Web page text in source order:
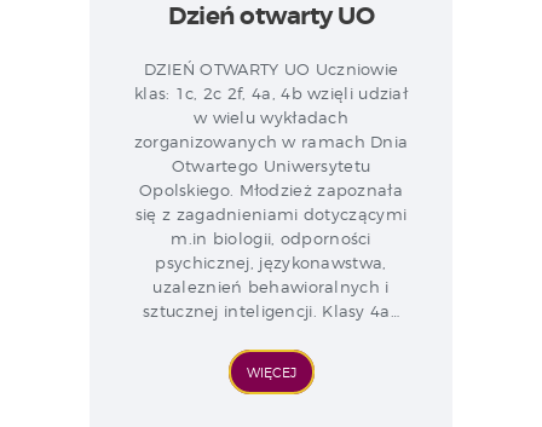
Dzień otwarty UO
DZIEŃ OTWARTY UO Uczniowie
klas: 1c, 2c 2f, 4a, 4b wzięli udział
w wielu wykładach
zorganizowanych w ramach Dnia
Otwartego Uniwersytetu
Opolskiego. Młodzież zapoznała
się z zagadnieniami dotyczącymi
m.in biologii, odporności
psychicznej, językonawstwa,
uzaleznień behawioralnych i
sztucznej inteligencji. Klasy 4a…
WIĘCEJ